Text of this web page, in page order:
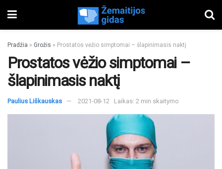
Pradžia » Grožis » Prostatos vėžio simptomai – šlapinimasis naktį
Prostatos vėžio simptomai –
šlapinimasis naktį
Paulius Liškauskas 2021-08-12 Laikas: 2 min skaitymo